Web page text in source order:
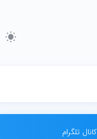
کانال تلگرام